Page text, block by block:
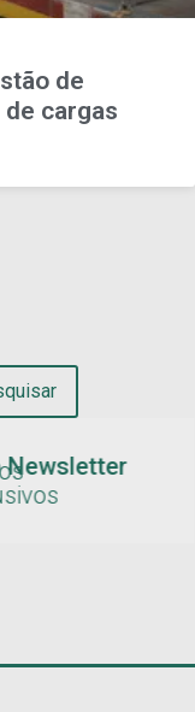
de
cargas
Newsletter